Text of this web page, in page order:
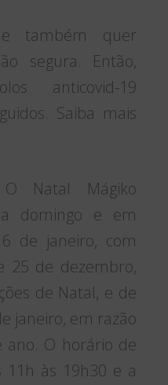
também quer
segura. Então,
anticovid-19
Saiba mais
O Natal Mágiko
domingo e em
de janeiro, com
25 de dezembro,
de Natal, e de
janeiro, em razão
ano. O horário de
às 19h30 e a